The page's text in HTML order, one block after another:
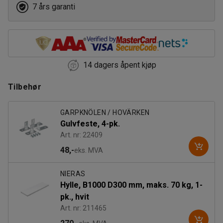
7 års garanti
14 dagers åpent kjøp
Tilbehør
GARPKNÖLEN / HOVÄRKEN
Gulvfeste, 4-pk.
Art. nr: 22409
48,-eks. MVA
NIERAS
Hylle, B1000 D300 mm, maks. 70 kg, 1-
pk., hvit
Art. nr: 211465